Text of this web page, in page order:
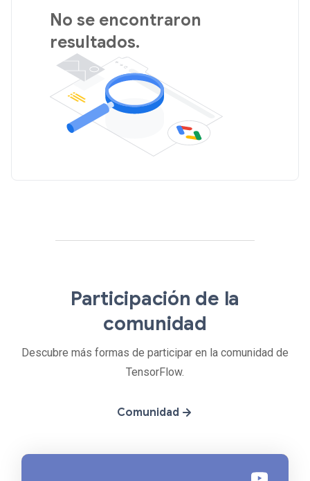
No se encontraron
resultados.
Participación de la
comunidad
Descubre más formas de participar en la comunidad de
TensorFlow.
Comunidad